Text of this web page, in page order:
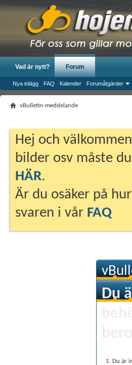
Vad är nytt? Forum
Nya inlägg FAQ Kalender Forumåtgärder
vBulletin-meddelande
Hej och
bilder osv måste
HÄR.
Är du osäker på
svaren i vår FAQ
Du
Du är